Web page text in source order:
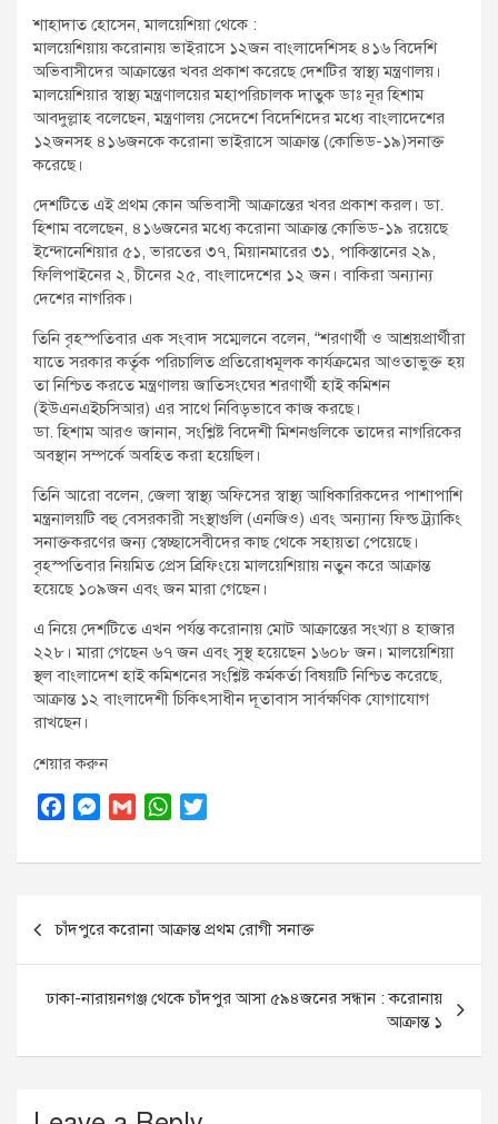
t
:
শাহাদাত হোসেন, মালয়েশিয়া থেকে :
মালয়েশিয়ায় করোনায় ভাইরাসে ১২জন বাংলাদেশিসহ ৪১৬ বিদেশি
অভিবাসীদের আক্রান্তের খবর প্রকাশ করেছে দেশটির স্বাস্থ্য মন্ত্রণালয়।
মালয়েশিয়ার স্বাস্থ্য মন্ত্রণালয়ের মহাপরিচালক দাতুক ডাঃ নূর হিশাম
আবদুল্লাহ বলেছেন, মন্ত্রণালয় সেদেশে বিদেশিদের মধ্যে বাংলাদেশের
১২জনসহ ৪১৬জনকে করোনা ভাইরাসে আক্রান্ত (কোভিড-১৯)সনাক্ত
করেছে।
দেশটিতে এই প্রথম কোন অভিবাসী আক্রান্তের খবর প্রকাশ করল। ডা.
হিশাম বলেছেন, ৪১৬জনের মধ্যে করোনা আক্রান্ত কোভিড-১৯ রয়েছে
ইন্দোনেশিয়ার ৫১, ভারতের ৩৭, মিয়ানমারের ৩১, পাকিস্তানের ২৯,
ফিলিপাইনের ২, চীনের ২৫, বাংলাদেশের ১২ জন। বাকিরা অন্যান্য
দেশের নাগরিক।
তিনি বৃহস্পতিবার এক সংবাদ সম্মেলনে বলেন, “শরণার্থী ও আশ্রয়প্রার্থীরা
যাতে সরকার কর্তৃক পরিচালিত প্রতিরোধমূলক কার্যক্রমের আওতাভুক্ত হয়
তা নিশ্চিত করতে মন্ত্রণালয় জাতিসংঘের শরণার্থী হাই কমিশন
(ইউএনএইচসিআর) এর সাথে নিবিড়ভাবে কাজ করছে।
ডা. হিশাম আরও জানান, সংশ্লিষ্ট বিদেশী মিশনগুলিকে তাদের নাগরিকের
অবস্থান সম্পর্কে অবহিত করা হয়েছিল।
তিনি আরো বলেন, জেলা স্বাস্থ্য অফিসের স্বাস্থ্য আধিকারিকদের পাশাপাশি
মন্ত্রনালয়টি বহু বেসরকারী সংস্থাগুলি (এনজিও) এবং অন্যান্য ফিল্ড ট্র্যাকিং
সনাক্তকরণের জন্য স্বেচ্ছাসেবীদের কাছ থেকে সহায়তা পেয়েছে।
বৃহস্পতিবার নিয়মিত প্রেস ব্রিফিংয়ে মালয়েশিয়ায় নতুন করে আক্রান্ত
হয়েছে ১০৯জন এবং জন মারা গেছেন।
এ নিয়ে দেশটিতে এখন পর্যন্ত করোনায় মোট আক্রান্তের সংখ্যা ৪ হাজার
২২৮। মারা গেছেন ৬৭ জন এবং সুস্থ হয়েছেন ১৬০৮ জন। মালয়েশিয়া
স্থল বাংলাদেশ হাই কমিশনের সংশ্লিষ্ট কর্মকর্তা বিষয়টি নিশ্চিত করেছে,
আক্রান্ত ১২ বাংলাদেশী চিকিৎসাধীন দূতাবাস সার্বক্ষণিক যোগাযোগ
রাখছেন।
শেয়ার করুন
c
o
o
k
M
s
n
g
e
G
a
W
a
A
p
p
i
e
r
Post
navigation
চাঁদপুরে করোনা আক্রান্ত প্রথম রোগী সনাক্ত
ঢাকা-নারায়নগঞ্জ থেকে চাঁদপুর আসা ৫৯৪জনের সন্ধান : করোনায়
আক্রান্ত ১